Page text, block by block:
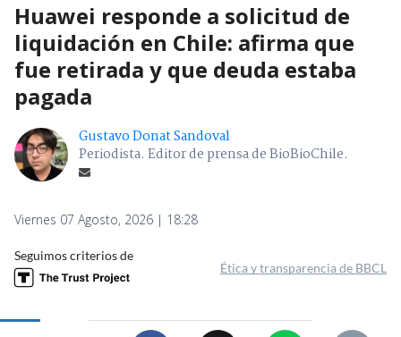
Huawei responde a solicitud de
liquidación en Chile: afirma que
fue retirada y que deuda estaba
pagada
Gustavo Donat Sandoval
Periodista. Editor de prensa de BioBioChile.
Viernes 07 Agosto, 2026 | 18:28
Seguimos criterios de
Ética y transparencia de BBCL